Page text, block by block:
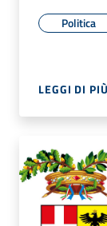
Politica
LEGGI DI PIÙ